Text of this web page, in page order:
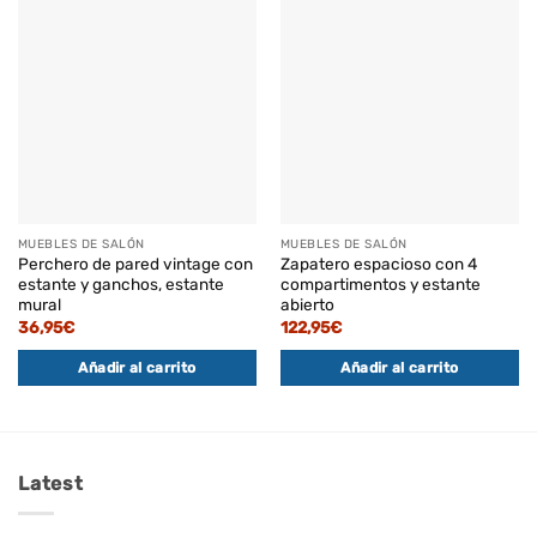
MUEBLES DE SALÓN
Perchero de pared vintage con
estante y ganchos, estante
mural
36,95€
Añadir al carrito
MUEBLES DE SALÓN
Zapatero espacioso con 4
compartimentos y estante
abierto
122,95€
Añadir al carrito
Latest